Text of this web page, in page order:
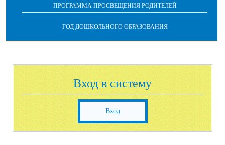
ПРОГРАММА ПРОСВЕЩЕНИЯ РОДИТЕЛЕЙ
ГОД ДОШКОЛЬНОГО ОБРАЗОВАНИЯ
Вход в систему
Вход